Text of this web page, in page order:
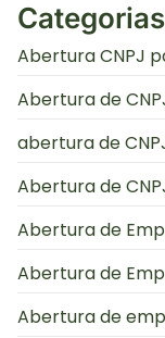
Categorias
Abertura CNPJ
Abertura de
abertura de
Abertura de
Abertura de
Abertura de
Abertura de